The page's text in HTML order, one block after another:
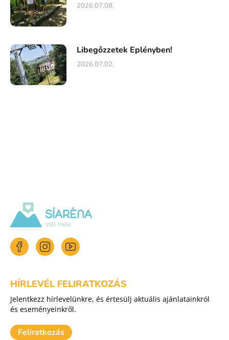
2026.07.08.
Libegőzzetek Eplényben!
2026.07.02.
HÍRLEVÉL FELIRATKOZÁS
Jelentkezz hírlevelünkre, és értesülj aktuális ajánlatainkról
és eseményeinkről.
Feliratkozás